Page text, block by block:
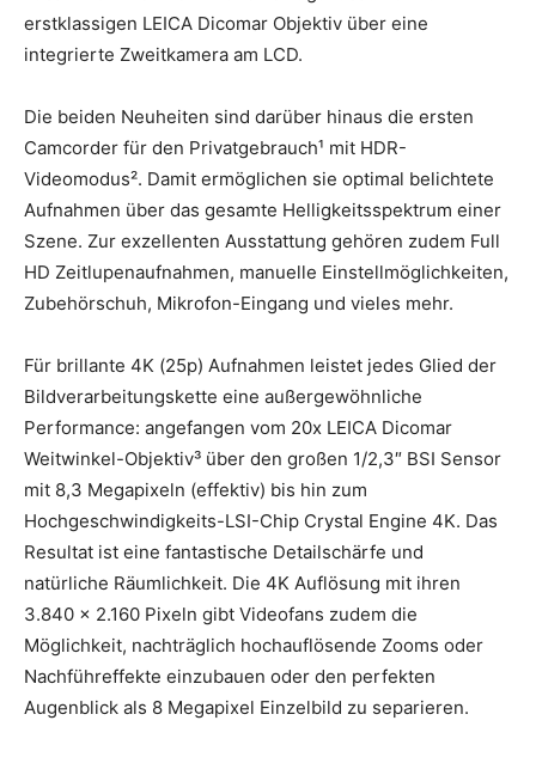
erstklassigen LEICA Dicomar Objektiv über eine
integrierte Zweitkamera am LCD.
Die beiden Neuheiten sind darüber hinaus die ersten
Camcorder für den Privatgebrauch¹ mit HDR-
Videomodus². Damit ermöglichen sie optimal belichtete
Aufnahmen über das gesamte Helligkeitsspektrum einer
Szene. Zur exzellenten Ausstattung gehören zudem Full
HD Zeitlupenaufnahmen, manuelle Einstellmöglichkeiten,
Zubehörschuh, Mikrofon-Eingang und vieles mehr.
Für brillante 4K (25p) Aufnahmen leistet jedes Glied der
Bildverarbeitungskette eine außergewöhnliche
Performance: angefangen vom 20x LEICA Dicomar
Weitwinkel-Objektiv³ über den großen 1/2,3″ BSI Sensor
mit 8,3 Megapixeln (effektiv) bis hin zum
Hochgeschwindigkeits-LSI-Chip Crystal Engine 4K. Das
Resultat ist eine fantastische Detailschärfe und
natürliche Räumlichkeit. Die 4K Auflösung mit ihren
3.840 x 2.160 Pixeln gibt Videofans zudem die
Möglichkeit, nachträglich hochauflösende Zooms oder
Nachführeffekte einzubauen oder den perfekten
Augenblick als 8 Megapixel Einzelbild zu separieren.